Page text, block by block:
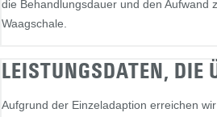
die Behandlungsdauer und den Aufwand
Waagschale.
LEISTUNGSDATEN, DIE
Aufgrund der Einzeladaption erreichen